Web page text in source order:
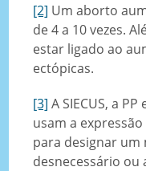
[2] Um aborto
de 4 a 10 vezes.
estar ligado ao
ectópicas.
[3] A SIECUS, a
usam a expressão
para designar um
desnecessário ou